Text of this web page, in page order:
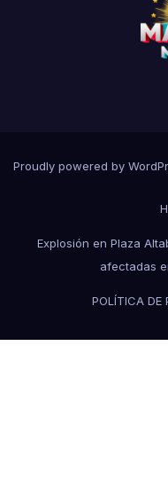
Proudly powered by
Explosión en Plaza
afectadas
POLÍTICA DE